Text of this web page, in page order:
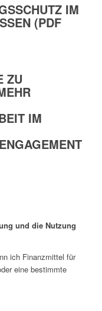
IM
(PDF
ZU
IM
und die Nutzung
ich Finanzmittel für
eine bestimmte